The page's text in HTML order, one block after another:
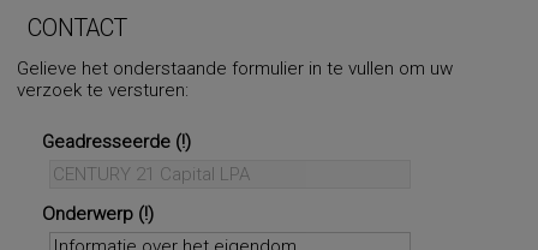
CONTACT
Gelieve het onderstaande formulier in te vullen om uw
verzoek te versturen:
Geadresseerde
Onderwerp